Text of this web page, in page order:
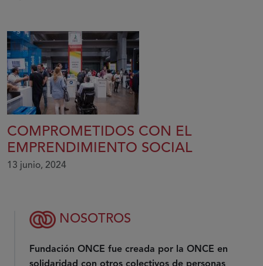
COMPROMETIDOS CON EL
EMPRENDIMIENTO SOCIAL
13 junio, 2024
NOSOTROS
Fundación ONCE fue creada por la ONCE en